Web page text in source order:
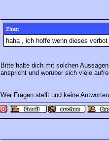
Zitat:
haha , ich hoffe wenn dieses
Bitte halte dich mit solchen
anspricht und worüber sich viele
Wer Fragen stellt und keine